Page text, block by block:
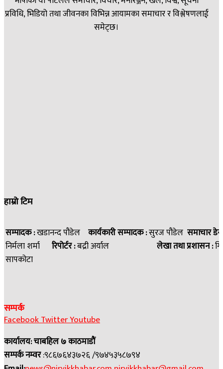
प्रविधि, भिडियो तथा जीवनका विभिन्न आयामका समाचार र विश्लेषणलाई
समेट्छ।
हाम्रो टिम
सम्पादक :खडानन्द पौडेल कार्यकारी सम्पादक :सुरज पौडेल समाचार
निर्मला शर्मा रिपोर्टर :बद्री अर्याल लेखा तथा प्रशासन :
सापकोटा
सम्पर्क
FacebookTwitterYoutube
कार्यालय: चाबहिल ७ काठमाडौं
सम्पर्क नम्वर:९८६७६४३७२६ /९७४५३५८७९४